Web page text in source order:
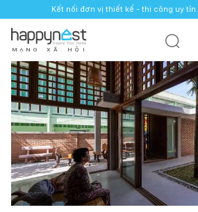
Kết nối đơn vị thiết kế - thi công uy tín.
M Ạ N G X Ã H Ộ I